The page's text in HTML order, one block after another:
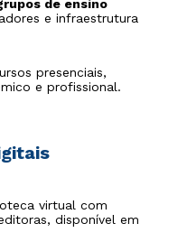
de ensino
e infraestrutura
presenciais,
e profissional.
virtual com
disponível em